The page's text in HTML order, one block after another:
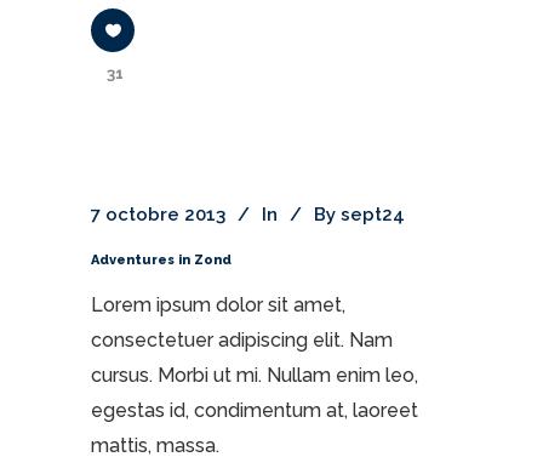
31
7 octobre 2013 In By sept24
Adventures in Zond
Lorem ipsum dolor sit amet,
consectetuer adipiscing elit. Nam
cursus. Morbi ut mi. Nullam enim leo,
egestas id, condimentum at, laoreet
mattis, massa.